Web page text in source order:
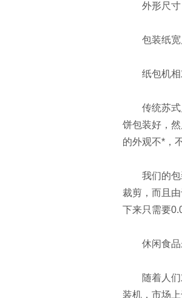
外形尺寸
包装纸宽
纸包机相
传统苏式月
饼包装好，
的外观不*，
我们的包装
裁剪，而且
下来只需要
休闲食品
随着人们对
装机，市场